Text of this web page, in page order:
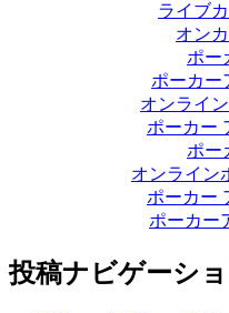
ライブ
オン
ポー
ポーカー
オンライ
ポーカー
ポー
オンライン
ポーカー
ポーカー
投稿ナビゲーシ